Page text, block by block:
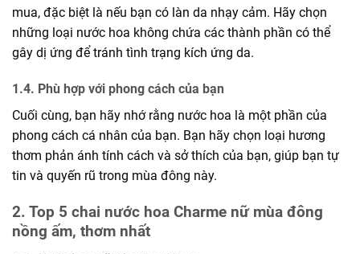
mua, đặc biệt là nếu bạn có làn da nhạy cảm. Hãy chọn
những loại nước hoa không chứa các thành phần có thể
gây dị ứng để tránh tình trạng kích ứng da.
1.4. Phù hợp với phong cách của bạn
Cuối cùng, bạn hãy nhớ rằng nước hoa là một phần của
phong cách cá nhân của bạn. Bạn hãy chọn loại hương
thơm phản ánh tính cách và sở thích của bạn, giúp bạn tự
tin và quyến rũ trong mùa đông này.
2. Top 5 chai nước hoa Charme nữ mùa đông
nồng ấm, thơm nhất